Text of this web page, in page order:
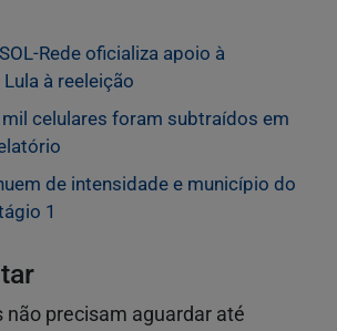
Rede oficializa apoio à
à reeleição
celulares foram subtraídos em
de intensidade e município do
1
não precisam aguardar até